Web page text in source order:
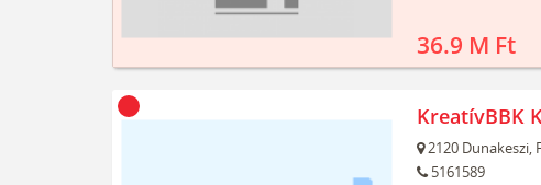
36.9 M Ft
KreatívBBK
2120 Dunakeszi,
5161589